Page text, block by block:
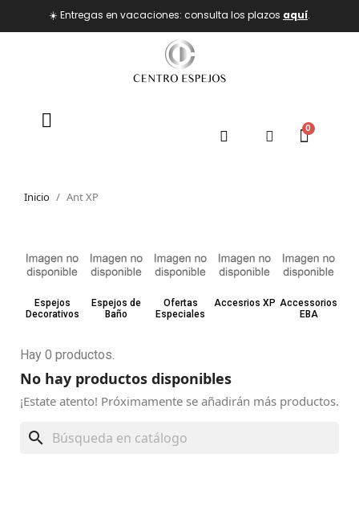
☀️ Entregas en vacaciones: consulta los plazos aquí.
Inicio Ant XP
Espejos
Decorativos
Espejos de
Baño
Ofertas
Especiales
Accesrios XP Accessorios
EBA
Hay 0 productos.
No hay productos disponibles
¡Estate atento! Próximamente se añadirán más productos.
search